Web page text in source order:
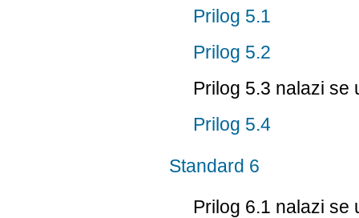
Prilog 5.1
Prilog 5.2
Prilog 5.3 nalazi se
Prilog 5.4
Standard 6
Prilog 6.1 nalazi se